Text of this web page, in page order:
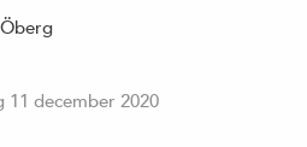
11 december 2020